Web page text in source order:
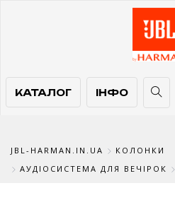
КАТАЛОГ
КАТАЛОГ ІНФО
ІНФО
JBL-HARMAN.IN.UA
КОЛОНКИ
АУДІОСИСТЕМА ДЛЯ ВЕЧІРОК